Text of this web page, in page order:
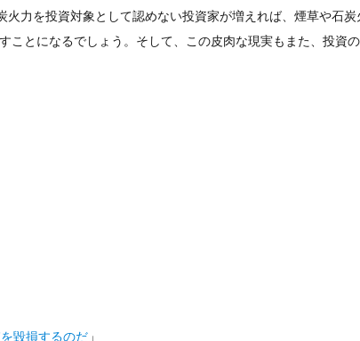
火力を投資対象として認めない投資家が増えれば、煙草や石
ことになるでしょう。そして、この皮肉な現実もまた、投資
毀損するのだ 」